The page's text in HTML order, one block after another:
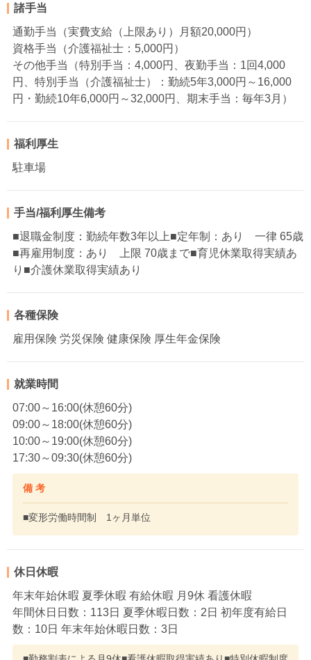
諸手当
通勤手当（実費支給（上限あり）月額20,000円）
資格手当（介護福祉士：5,000円）
その他手当（特別手当：4,000円、夜勤手当：1回4,000
円、特別手当（介護福祉士）：勤続5年3,000円～16,000
円・勤続10年6,000円～32,000円、期末手当：毎年3月）
福利厚生
駐車場
手当/福利厚生備考
■退職金制度：勤続年数3年以上■定年制：あり 一律 65歳
■再雇用制度：あり 上限 70歳まで■育児休業取得実績あ
り■介護休業取得実績あり
各種保険
雇用保険 労災保険 健康保険 厚生年金保険
就業時間
07:00～16:00(休憩60分)
09:00～18:00(休憩60分)
10:00～19:00(休憩60分)
17:30～09:30(休憩60分)
備 考
■変形労働時間制 1ヶ月単位
休日休暇
年末年始休暇 夏季休暇 有給休暇 月9休 看護休暇
年間休日日数：113日 夏季休暇日数：2日 初年度有給日
数：10日 年末年始休暇日数：3日